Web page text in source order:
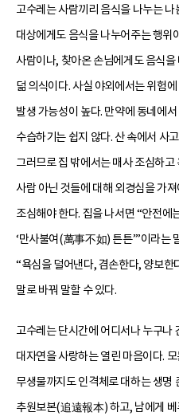
고수레는 사람끼리 음식을 나누는
대상에게도 음식을 나누어주는 행위
사람이나, 찾아온 손님에게도 음식
덞 의식이다. 사실 야외에서는 위험
발생 가능성이 높다. 만약에 동네에
수습하기는 쉽지 않다. 산 속에서 사
그러므로 집 밖에서는 매사 조심하
사람 아닌 것들에 대해 외경심을 가
조심해야 한다. 집을 나서면 “안전에
‘만사불여(萬事不如) 튼튼’”이라는
“욕심을 덜어낸다, 겸손한다, 양보
말로 바꿔 말할 수 있다.
고수레는 단시간에 어디서나 누구나
대자연을 사랑하는 열린 마음이다.
무생물까지도 인격체로 대하는 생명
추원보본(追遠報本) 하고, 남에게